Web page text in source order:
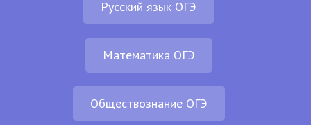
Русский язык ОГЭ
Математика ОГЭ
Обществознание ОГЭ